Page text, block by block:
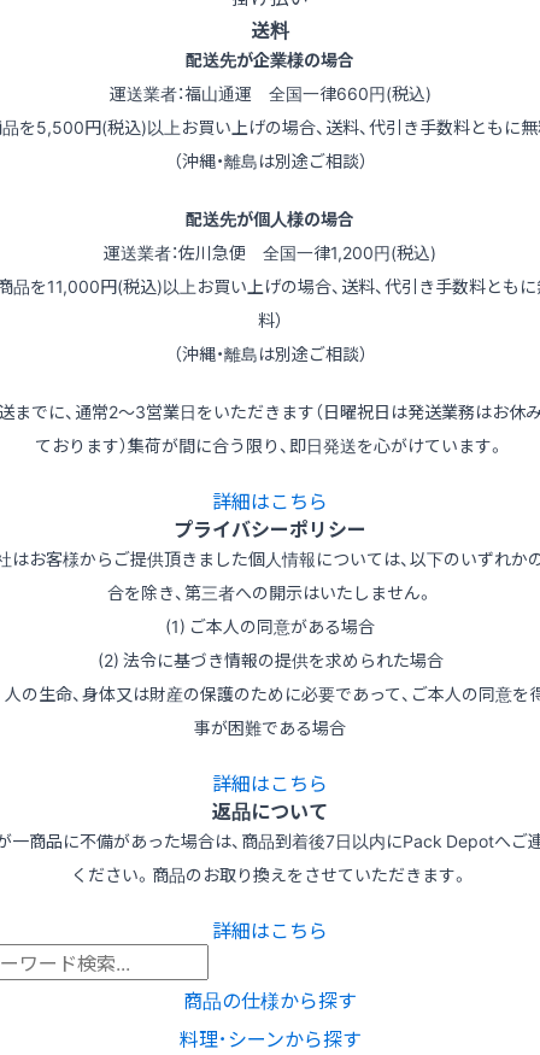
送料
配送先が企業様の場合
運送業者：福山通運 全国一律660円(税込)
品を5,500円(税込)以上お買い上げの場合、送料、代引き手数料ともに無
（沖縄・離島は別途ご相談）
配送先が個人様の場合
運送業者：佐川急便 全国一律1,200円(税込)
品を11,000円(税込)以上お買い上げの場合、送料、代引き手数料とも
料）
（沖縄・離島は別途ご相談）
までに、通常2～3営業日をいただきます（日曜祝日は発送業務はお休
ております）集荷が間に合う限り、即日発送を心がけています。
詳細はこちら
プライバシーポリシー
はお客様からご提供頂きました個人情報については、以下のいずれか
合を除き、第三者への開示はいたしません。
(1) ご本人の同意がある場合
(2) 法令に基づき情報の提供を求められた場合
の生命、身体又は財産の保護のために必要であって、ご本人の同意を
事が困難である場合
詳細はこちら
返品について
一商品に不備があった場合は、商品到着後7日以内にPack Depotへご
ください。商品のお取り換えをさせていただきます。
詳細はこちら
商品の仕様から探す
料理･シーンから探す